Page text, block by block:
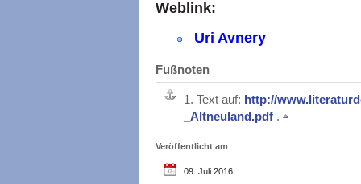
Weblink:
Uri Avnery
Fußnoten
1. Text auf: http://
_Altneuland.pdf .
Veröffentlicht am
09. Juli 2016